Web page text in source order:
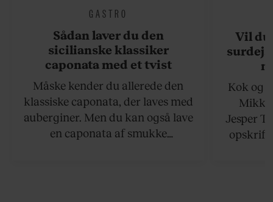
GASTRO
Sådan laver du den
sicilianske klassiker
caponata med et tvist
Måske kender du allerede den
klassiske caponata, der laves med
auberginer. Men du kan også lave
en caponata af smukke
Vil du
Kok og
Jesper
opskrift